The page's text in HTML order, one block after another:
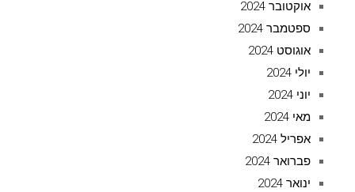
אוקטובר 2024
ספטמבר 2024
אוגוסט 2024
יולי 2024
יוני 2024
מאי 2024
אפריל 2024
פברואר 2024
ינואר 2024